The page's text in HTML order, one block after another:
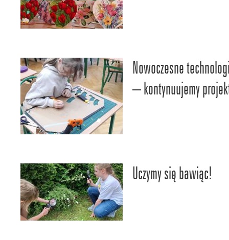
Nowoczesne
– kontynuujemy
Uczymy się bawiąc!